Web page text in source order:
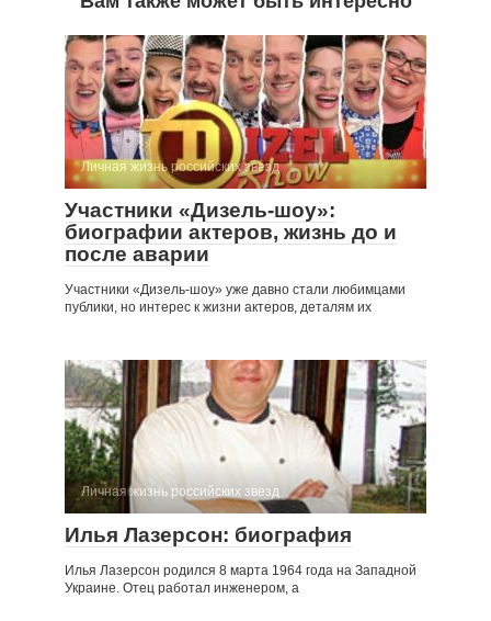
Личная жизнь российских звезд
Участники «Дизель-шоу»:
биографии актеров, жизнь до и
после аварии
Участники «Дизель-шоу» уже давно стали любимцами
публики, но интерес к жизни актеров, деталям их
Личная жизнь российских звезд
Илья Лазерсон: биография
Илья Лазерсон родился 8 марта 1964 года на Западной
Украине. Отец работал инженером, а